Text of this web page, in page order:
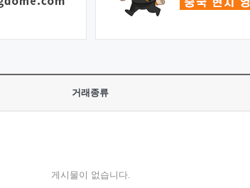
거래종류
게시물이 없습니다.